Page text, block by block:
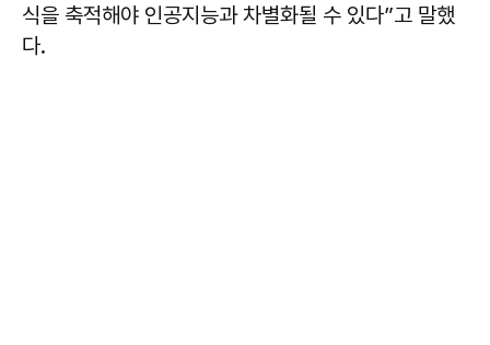
식을 축적해야 인공지능과 차별화될 수 있다”고 말했
다.